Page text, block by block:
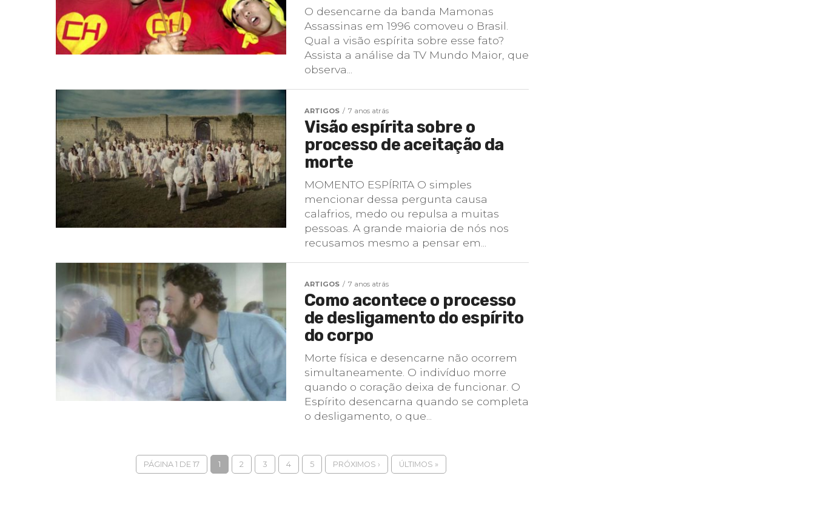
O desencarne da banda Mamonas
Assassinas em 1996 comoveu o Brasil.
Qual a visão espírita sobre esse fato?
Assista a análise da TV Mundo Maior, que
observa...
ARTIGOS 7 anos atrás
Visão espírita sobre o
processo de aceitação da
morte
MOMENTO ESPÍRITA O simples
mencionar dessa pergunta causa
calafrios, medo ou repulsa a muitas
pessoas. A grande maioria de nós nos
recusamos mesmo a pensar em...
ARTIGOS 7 anos atrás
Como acontece o processo
de desligamento do espírito
do corpo
Morte física e desencarne não ocorrem
simultaneamente. O indivíduo morre
quando o coração deixa de funcionar. O
Espírito desencarna quando se completa
o desligamento, o que...
PÁGINA 1 DE 17 1 2 3 4 5 PRÓXIMOS › ÚLTIMOS »